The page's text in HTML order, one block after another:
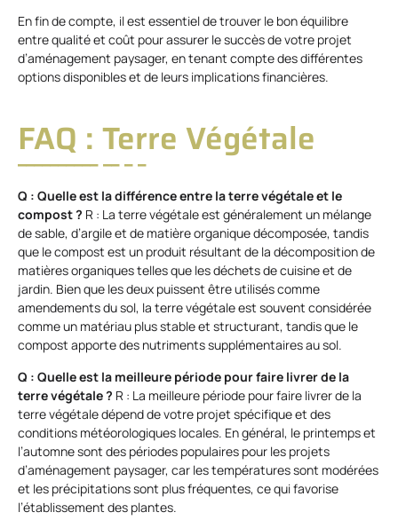
En fin de compte, il est essentiel de trouver le bon équilibre
entre qualité et coût pour assurer le succès de votre projet
d’aménagement paysager, en tenant compte des différentes
options disponibles et de leurs implications financières.
FAQ : Terre Végétale
Q : Quelle est la différence entre la terre végétale et le
compost ? R : La terre végétale est généralement un mélange
de sable, d’argile et de matière organique décomposée, tandis
que le compost est un produit résultant de la décomposition de
matières organiques telles que les déchets de cuisine et de
jardin. Bien que les deux puissent être utilisés comme
amendements du sol, la terre végétale est souvent considérée
comme un matériau plus stable et structurant, tandis que le
compost apporte des nutriments supplémentaires au sol.
Q : Quelle est la meilleure période pour faire livrer de la
terre végétale ? R : La meilleure période pour faire livrer de la
terre végétale dépend de votre projet spécifique et des
conditions météorologiques locales. En général, le printemps et
l’automne sont des périodes populaires pour les projets
d’aménagement paysager, car les températures sont modérées
et les précipitations sont plus fréquentes, ce qui favorise
l’établissement des plantes.